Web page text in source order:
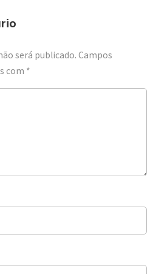
será publicado. Campos
com *